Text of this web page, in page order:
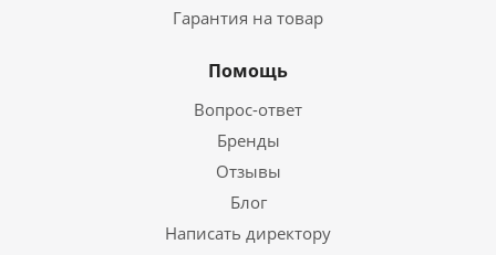
Гарантия на товар
Помощь
Вопрос-ответ
Бренды
Отзывы
Блог
Написать директору